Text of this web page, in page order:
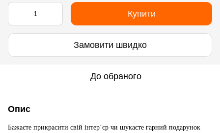
Купити
Замовити швидко
До обраного
Опис
Бажаєте прикрасити свій інтер’єр чи шукаєте гарний подарунок